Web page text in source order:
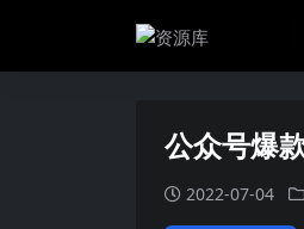
公众号爆
2022-07-04